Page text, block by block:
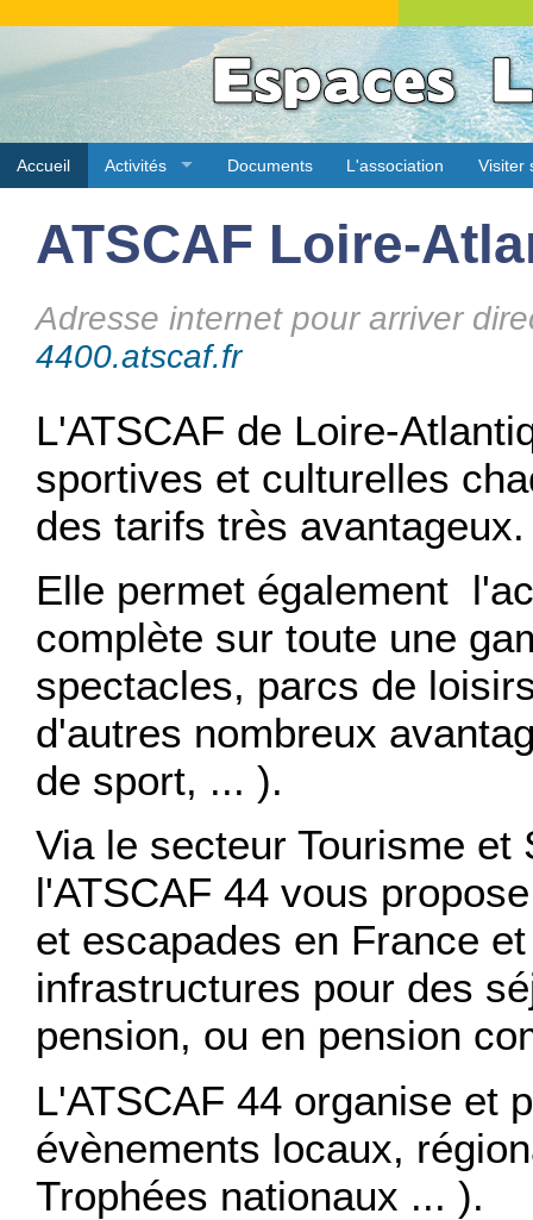
Accueil Activités Documents L'association Visiter
ATSCAF Loire-
Adresse internet pour arriver
4400.atscaf.fr
L'ATSCAF de Loire-
sportives et culturelles
des tarifs très avantageux.
Elle permet également
complète sur toute une
spectacles, parcs de
d'autres nombreux
de sport, ... ).
Via le secteur Tourisme
l'ATSCAF 44 vous
et escapades en France
infrastructures pour des
pension, ou en pension
L'ATSCAF 44 organise et
évènements locaux,
Trophées nationaux ... ).